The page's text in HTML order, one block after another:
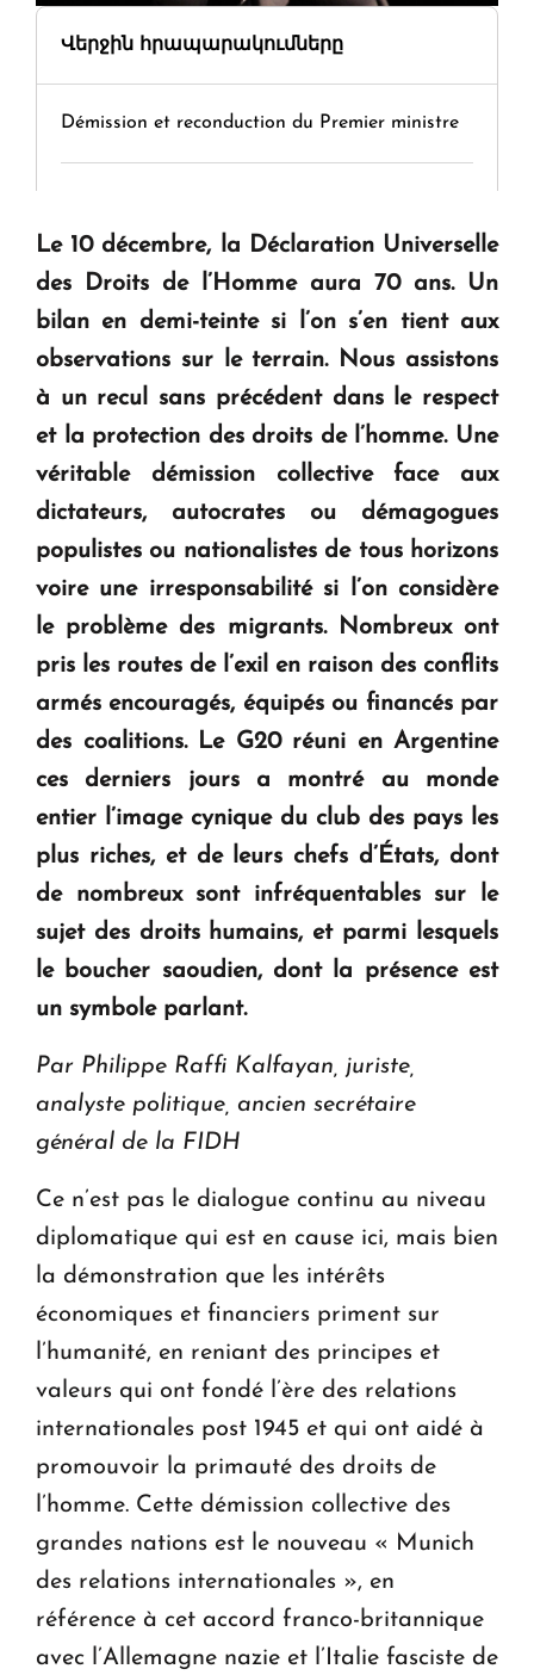
Վերջին հրապարակումները
Démission et reconduction du Premier ministre
guerre, on est tous des perdants »
" Tant qu'il n'existe pas d'alternative concrète, la
KASA : 30 ans d'audace, de résilience et d'avenir
en Arménie
Le premier hôtel Hyatt Regency d'Arménie
ouvrira ses portes à Dilijan
Le 10 décembre, la Déclaration Universelle
des Droits de l’Homme aura 70 ans. Un
bilan en demi-teinte si l’on s’en tient aux
observations sur le terrain. Nous assistons
à un recul sans précédent dans le respect
et la protection des droits de l’homme. Une
véritable démission collective face aux
dictateurs, autocrates ou démagogues
populistes ou nationalistes de tous horizons
voire une irresponsabilité si l’on considère
le problème des migrants. Nombreux ont
pris les routes de l’exil en raison des conflits
armés encouragés, équipés ou financés par
des coalitions. Le G20 réuni en Argentine
ces derniers jours a montré au monde
entier l’image cynique du club des pays les
plus riches, et de leurs chefs d’États, dont
de nombreux sont infréquentables sur le
sujet des droits humains, et parmi lesquels
le boucher saoudien, dont la présence est
un symbole parlant.
Par Philippe Raffi Kalfayan, juriste,
analyste politique, ancien secrétaire
général de la FIDH
Ce n’est pas le dialogue continu au niveau
diplomatique qui est en cause ici, mais bien
la démonstration que les intérêts
économiques et financiers priment sur
l’humanité, en reniant des principes et
valeurs qui ont fondé l’ère des relations
internationales post 1945 et qui ont aidé à
promouvoir la primauté des droits de
l’homme. Cette démission collective des
grandes nations est le nouveau « Munich
des relations internationales », en
référence à cet accord franco-britannique
avec l’Allemagne nazie et l’Italie fasciste de